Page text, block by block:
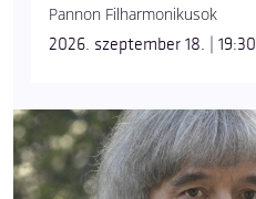
Pannon Filharmonikusok
2026. szeptember 18. | 19:30